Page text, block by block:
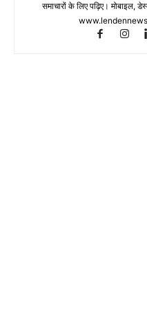
समाचारों के लिए पढ़िए।